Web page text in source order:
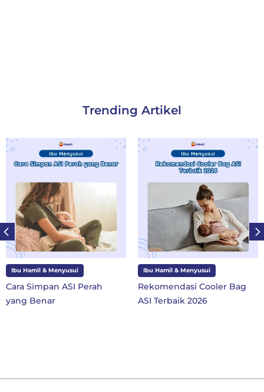
Trending Artikel
Ibu Hamil & Menyusui
Rekomendasi Cooler Bag
ASI Terbaik 2026
Ibu dan Anak
10 Perlengkapan Sekolah
SD Kelas 1 di Tahun Ajaran